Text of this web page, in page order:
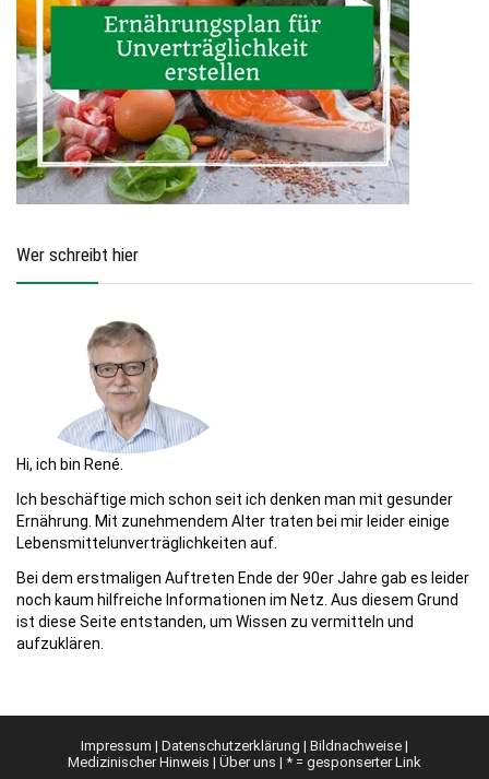
Wer schreibt hier
Hi, ich bin René.
Ich beschäftige mich schon seit ich denken man mit gesunder
Ernährung. Mit zunehmendem Alter traten bei mir leider einige
Lebensmittelunverträglichkeiten auf.
Bei dem erstmaligen Auftreten Ende der 90er Jahre gab es leider
noch kaum hilfreiche Informationen im Netz. Aus diesem Grund
ist diese Seite entstanden, um Wissen zu vermitteln und
aufzuklären.
Impressum | Datenschutzerklärung | Bildnachweise |
Medizinischer Hinweis | Über uns | * = gesponserter Link